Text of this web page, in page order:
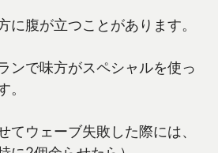
に腹が立つことがあります。
ンで味方がスペシャルを使っ
。
てウェーブ失敗した際には、